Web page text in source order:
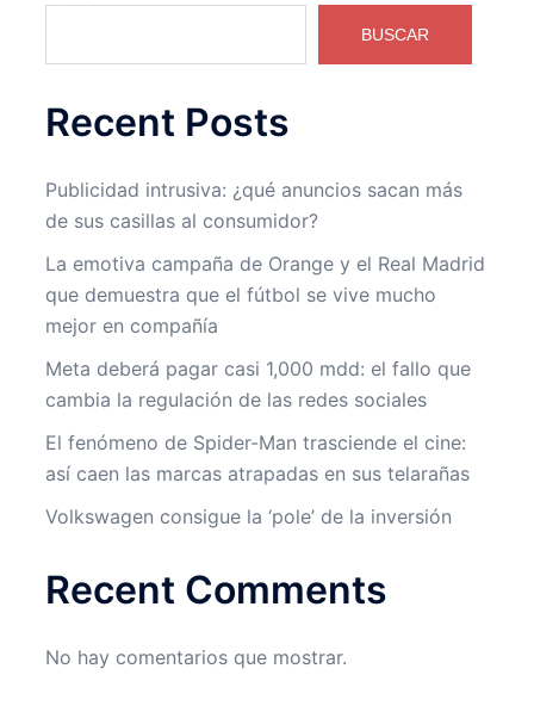
BUSCAR
Recent Posts
Publicidad intrusiva: ¿qué anuncios sacan más
de sus casillas al consumidor?
La emotiva campaña de Orange y el Real Madrid
que demuestra que el fútbol se vive mucho
mejor en compañía
Meta deberá pagar casi 1,000 mdd: el fallo que
cambia la regulación de las redes sociales
El fenómeno de Spider-Man trasciende el cine:
así caen las marcas atrapadas en sus telarañas
Volkswagen consigue la ‘pole’ de la inversión
Recent Comments
No hay comentarios que mostrar.